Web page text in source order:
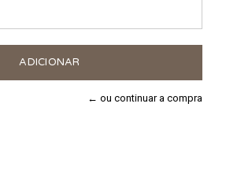
← ou continuar a compra